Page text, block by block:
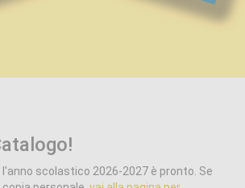
l'anno scolastico 2026-2027 è pronto. Se